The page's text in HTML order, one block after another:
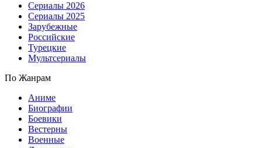
Сериалы 2026
Сериалы 2025
Зарубежные
Российские
Турецкие
Мультсериалы
По Жанрам
Аниме
Биографии
Боевики
Вестерны
Военные